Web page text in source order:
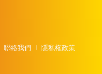
聯絡我們
隱私權政策